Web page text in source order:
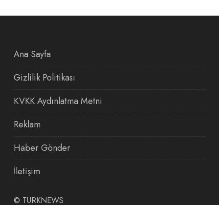
Ana Sayfa
Gizlilik Politikası
KVKK Aydınlatma Metni
Reklam
Haber Gönder
İletişim
© TURKNEWS